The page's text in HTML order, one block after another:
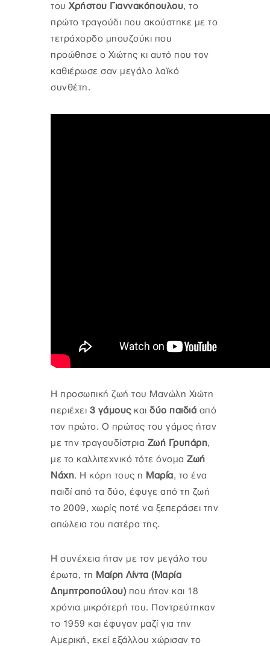
του Χρήστου Γιαννακόπουλου, το
πρώτο τραγούδι που ακούστηκε με το
τετράχορδο μπουζούκι που
προώθησε ο Χιώτης κι αυτό που τον
καθιέρωσε σαν μεγάλο λαϊκό
συνθέτη.
Η προσωπική ζωή του Μανώλη Χιώτη
περιέχει 3 γάμουςκαι δύο παιδιά από
τον πρώτο. Ο πρώτος του γάμος ήταν
με την τραγουδίστρια Ζωή Γρυπάρη,
με το καλλιτεχνικό τότε όνομα Ζωή
Νάχη. Η κόρη τους η Μαρία, το ένα
παιδί από τα δύο, έφυγε από τη ζωή
το 2009, χωρίς ποτέ να ξεπεράσει την
απώλεια του πατέρα της.
Η συνέχεια ήταν με τον μεγάλο του
έρωτα, τη Μαίρη Λίντα (Μαρία
Δημητροπούλου) που ήταν και 18
χρόνια μικρότερή του. Παντρεύτηκαν
το 1959 και έφυγαν μαζί για την
Αμερική, εκεί εξάλλου χώρισαν το